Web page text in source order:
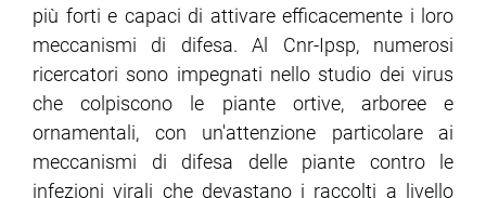
più forti e capaci di attivare efficacemente i loro
meccanismi di difesa. Al Cnr-Ipsp, numerosi
ricercatori sono impegnati nello studio dei virus
che colpiscono le piante ortive, arboree e
ornamentali, con un'attenzione particolare ai
meccanismi di difesa delle piante contro le
infezioni virali che devastano i raccolti a livello